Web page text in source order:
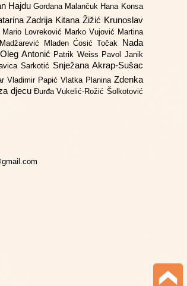
Hajdu Gordana Malančuk Hana Konsa
Zadrija Kitana Žižić Krunoslav
Mario Lovreković Marko Vujović Martina
Mladen Ćosić Točak Nada
Oleg Antonić Patrik Weiss Pavol Janik
Sarkotić Snježana Akrap-Sušac
Vladimir Papić Vlatka Planina Zdenka
djecu Đurđa Vukelić-Rožić Šolkotović